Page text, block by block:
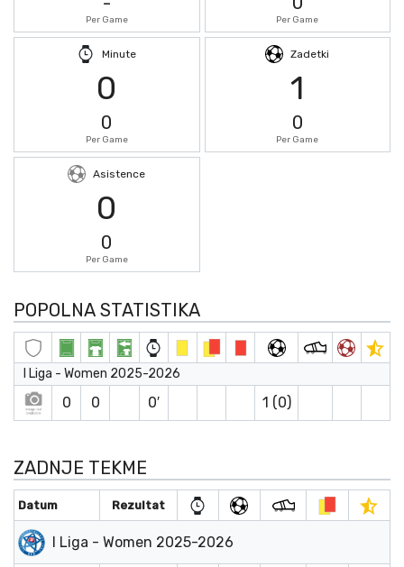
Per Game Per Game
Minute
0
0
Per Game
Zadetki
1
0
Per Game
Asistence
0
0
Per Game
POPOLNA STATISTIKA
I Liga - Women 2025-2026
0 0 0′ 1 (0)
ZADNJE TEKME
Datum Rezultat
I Liga - Women 2025-2026